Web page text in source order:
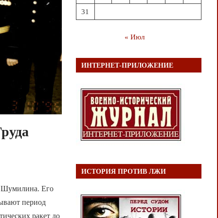
Шумилина. Его
период
ракет до
31
« Июл
ИНТЕРНЕТ-ПРИЛОЖЕНИЕ
ИСТОРИЯ ПРОТИВ ЛЖИ